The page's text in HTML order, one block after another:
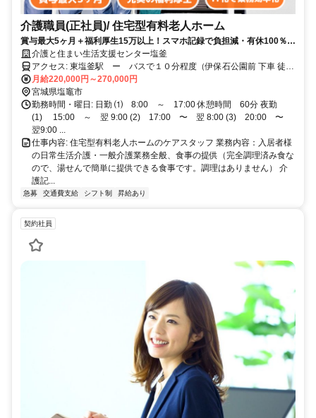
介護職員(正社員)/ 住宅型有料老人ホーム
賞与最大5ヶ月＋福利厚生15万以上！スマホ記録で負担減・有休100％・
早遅なし2交代。急な対応も還元！【ITと仕組みで業務を省力化 還元と
休息を最大化】 ●記録をIT化で手書き削減＆研修や会議はオンラインで
負担軽減！ ●外食・誕生日・被服費・旅行費など年間15万円超の福利厚
生を別途支給 ●有休消化100％を推進！残業ゼロも可 ●最高賞与年5ヶ月
分！360度評価制度制●評価次第で年収60万差！頑張りを正当に給与へ反
映 ●緊急搬送は専門スタッフが交代！仕組みと制度で業務負担の軽減と
スタッフ還元を両立！
介護と住まい生活支援センター塩釜
アクセス: 東塩釜駅 ー バスで１０分程度（伊保石公園前 下車 徒歩
３分） 塩釜駅 ー 車で１０分程度
月給220,000円～270,000円
宮城県塩竈市
勤務時間・曜日: 日勤 ⑴ 8:00 ～ 17:00 休憩時間 60分 夜勤
(1) 15:00 ～ 翌 9:00 (2) 17:00 〜 翌 8:00 (3) 20:00 〜
翌9:00 ...
仕事内容: 住宅型有料老人ホームのケアスタッフ 業務内容：入居者様
の日常生活介護・一般介護業務全般、食事の提供（完全調理済み食な
ので、湯せんで簡単に提供できる食事です。調理はありません） 介
護記...
急募 交通費支給 シフト制 昇給あり
契約社員